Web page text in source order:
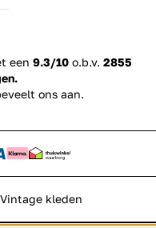
een 9.3/10 o.b.v. 2855
ons aan.
kleden